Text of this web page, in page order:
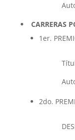
CARRERAS
1er.
2do.